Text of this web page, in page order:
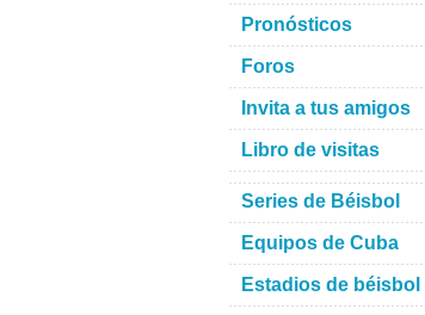
Pronósticos
Foros
Invita a tus amigos
Libro de visitas
Series de Béisbol
Equipos de Cuba
Estadios de béisbol